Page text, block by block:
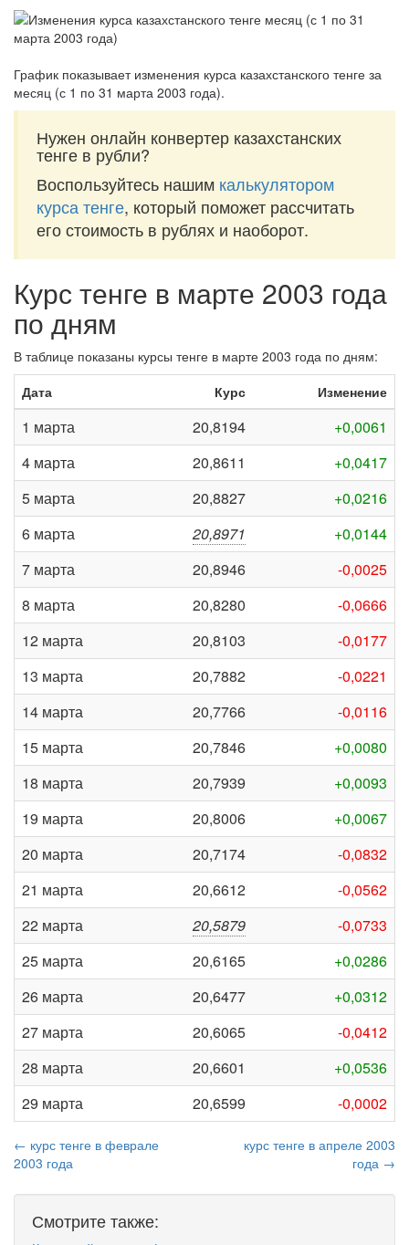
График показывает изменения курса казахстанского тенге за
месяц (с 1 по 31 марта 2003 года).
Нужен онлайн конвертер казахстанских
тенге в рубли?
Воспользуйтесь нашим калькулятором
курса тенге, который поможет рассчитать
его стоимость в рублях и наоборот.
Курс тенге в марте 2003 года
по дням
В таблице показаны курсы тенге в марте 2003 года по дням:
Дата
Курс Изменение
1 марта 20,8194
+0,0061
4 марта
20,8611
+0,0417
5 марта
20,8827
+0,0216
6 марта
20,8971
+0,0144
7 марта
20,8946
-0,0025
8 марта
20,8280
-0,0666
12 марта
20,8103
-0,0177
13 марта
20,7882
-0,0221
14 марта
20,7766
-0,0116
15 марта
20,7846
+0,0080
18 марта
20,7939
+0,0093
19 марта
20,8006
+0,0067
20 марта
20,7174
-0,0832
21 марта
20,6612
-0,0562
22 марта
20,5879
-0,0733
25 марта
20,6165
+0,0286
26 марта
20,6477
+0,0312
27 марта
20,6065
-0,0412
28 марта
20,6601
+0,0536
29 марта
20,6599 -0,0002
← курс тенге в феврале
2003 года
курс тенге в апреле 2003
года →
Смотрите также: